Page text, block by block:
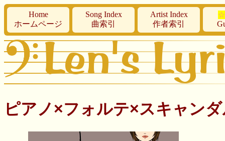
Home
ホームページ
Song Index
曲索引
Artist Index
作者索引
ピアノ×フォルテ×スキャン